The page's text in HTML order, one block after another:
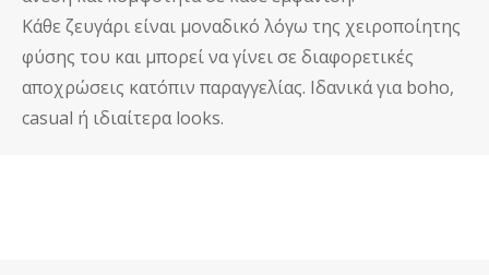
Κάθε ζευγάρι είναι μοναδικό λόγω της χειροποίητης
φύσης του και μπορεί να γίνει σε διαφορετικές
αποχρώσεις κατόπιν παραγγελίας. Ιδανικά για boho,
casual ή ιδιαίτερα looks.